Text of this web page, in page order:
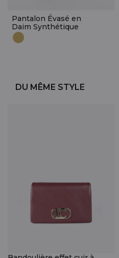
Pantalon Évasé en
Daim Synthétique
DU MÊME STYLE